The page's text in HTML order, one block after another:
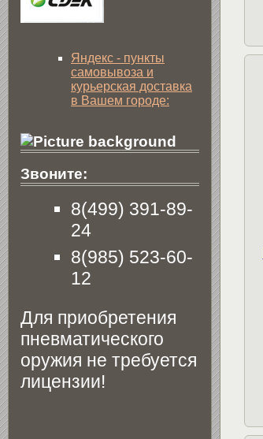
Яндекс - пункты
самовывоза и
курьерская доставка
в Вашем городе:
Звоните:
8(499) 391-89-
24
8(985) 523-60-
12
Для приобретения
пневматического
оружия не требуется
лицензии!